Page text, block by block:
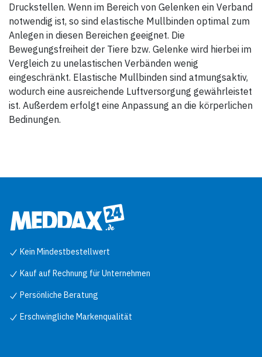
Druckstellen. Wenn im Bereich von Gelenken ein Verband
notwendig ist, so sind elastische Mullbinden optimal zum
Anlegen in diesen Bereichen geeignet. Die
Bewegungsfreiheit der Tiere bzw. Gelenke wird hierbei im
Vergleich zu unelastischen Verbänden wenig
eingeschränkt. Elastische Mullbinden sind atmungsaktiv,
wodurch eine ausreichende Luftversorgung gewährleistet
ist. Außerdem erfolgt eine Anpassung an die körperlichen
Bedinungen.
Kein Mindestbestellwert
Kauf auf Rechnung für Unternehmen
Persönliche Beratung
Erschwingliche Markenqualität